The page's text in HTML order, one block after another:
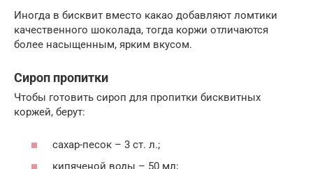
Иногда в бисквит вместо какао добавляют ломтики
качественного шоколада, тогда коржи отличаются
более насыщенным, ярким вкусом.
Сироп пропитки
Чтобы готовить сироп для пропитки бисквитных
коржей, берут:
сахар-песок – 3 ст. л.;
кипяченой воды – 50 мл;